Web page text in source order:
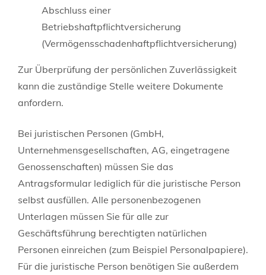
Abschluss einer
Betriebshaftpflichtversicherung
(Vermögensschadenhaftpflichtversicherung)
Zur Überprüfung der persönlichen Zuverlässigkeit
kann die zuständige Stelle weitere Dokumente
anfordern.
Bei juristischen Personen (GmbH,
Unternehmensgesellschaften, AG, eingetragene
Genossenschaften) müssen Sie das
Antragsformular lediglich für die juristische Person
selbst ausfüllen. Alle personenbezogenen
Unterlagen müssen Sie für alle zur
Geschäftsführung berechtigten natürlichen
Personen einreichen (zum Beispiel Personalpapiere).
Für die juristische Person benötigen Sie außerdem